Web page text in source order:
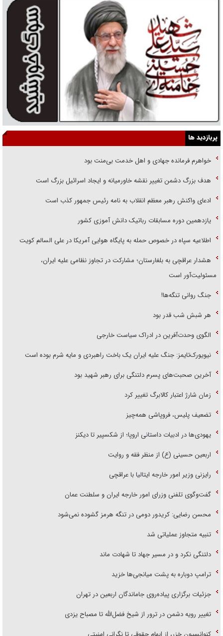
پربازدید ها
خواهرم فرمانده جهادی و اهل خدمت بی‌منت بود
هدف بزرگ دشمن تغییر نقشه خاورمیانه و ایجاد اسرائیل بزرگ است
ادعای واکنش رهبر معظم انقلاب به نامه رئیس جمهور کذب است
یازدهمین دوره مسابقات رباتیک دانش آموزی کشور
اطلاعیه سپاه در خصوص حمله به پایگاه هوایی آمریکا در علی السالم کویت
هشدار عراقچی به بلغارستان؛ مشارکت در تجاوز نظامی علیه ایران،
مسئولیت‌آور است
جنگ روانی تنگه‌ها!
هر شبش شب قدر بود
الگوی وحدت‌آفرین در ادراک سیاست خارجی
نیویورک‌تایمز: جنگ علیه ایران یک باخت راهبردی و مایه شرم بوده است
آخرین صحبت‌های پسرم دلتنگی برای رهبر شهید بود
زمان شارژ اعتبار کالابرگ تغییر کرد
تضعیف پلیس، فروپاشی همه‌چیز
یهودی‌ها در ادبیات داستانی اروپا؛ از شکسپیر تا دیکنز
اربعین حسینی (ع) از منظر فقه و روایت
رایزنی وزیر امور خارجه ایتالیا با عراقچی
گفت‌وگوی تلفنی وزرای امور خارجه ایران و سلطنت عمان
محسن رضایی: کریدور دومی در تنگه هرمز گشوده نمی‌شود
تنبیه متجاوز عملیاتی شد
دلتنگی نکرد و در مسیر جهاد تا شهادت ماند
ترامپ دوباره به پشت میانجی‌ها خزید
جزئیات برگزاری پیاده‌روی جاماندگان اربعین در تهران
تغییر رویه دشمن در ترور از شیخ فضل‌الله تا مصباح یزدی